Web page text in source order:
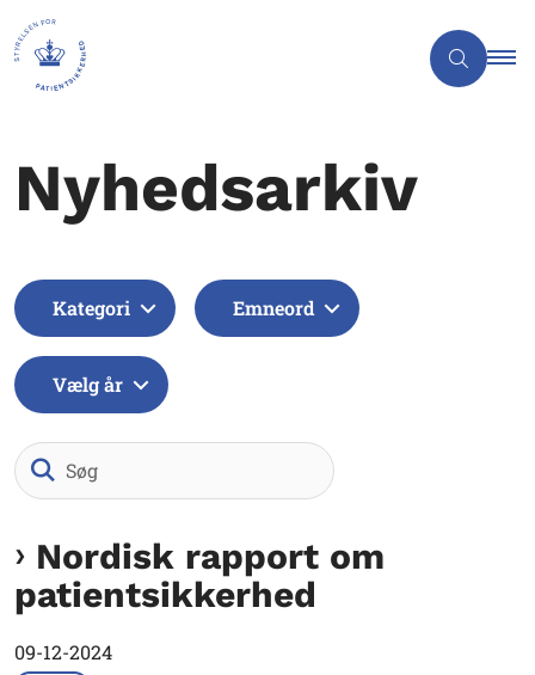
Nyhedsarkiv
Kategori Emneord
Vælg år
Nordisk rapport om
patientsikkerhed
09-12-2024